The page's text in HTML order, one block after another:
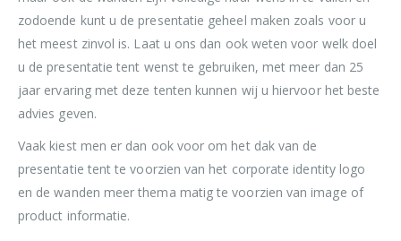
zodoende kunt u de presentatie geheel maken zoals voor u
het meest zinvol is. Laat u ons dan ook weten voor welk doel
u de presentatie tent wenst te gebruiken, met meer dan 25
jaar ervaring met deze tenten kunnen wij u hiervoor het beste
advies geven.
Vaak kiest men er dan ook voor om het dak van de
presentatie tent te voorzien van het corporate identity logo
en de wanden meer thema matig te voorzien van image of
product informatie.